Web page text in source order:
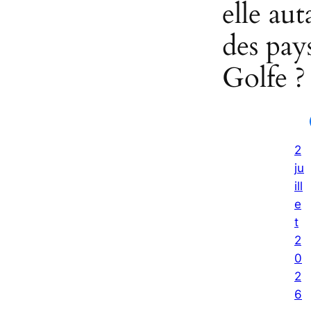
elle
des
Golfe ?
2
ju
ill
e
t
2
0
2
6